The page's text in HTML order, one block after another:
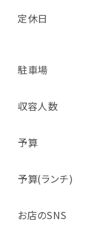
定休日
駐車場
収容人数
予算
予算(ランチ)
お店のSNS